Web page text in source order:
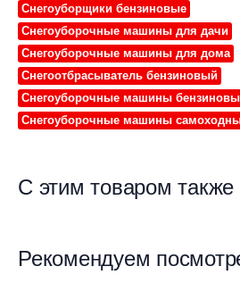
Снегоуборщики бензиновые
Снегоуборочные машины для дачи
Снегоуборочные машины для дома
Снегоотбрасыватель бензиновый
Снегоуборочные машины
Снегоуборочные машины
С этим товаром также
Рекомендуем